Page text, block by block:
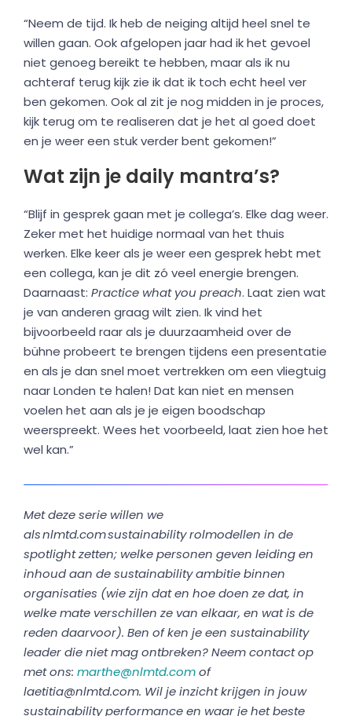
“Neem de tijd. Ik heb de neiging altijd heel snel te
willen gaan. Ook afgelopen jaar had ik het gevoel
niet genoeg bereikt te hebben, maar als ik nu
achteraf terug kijk zie ik dat ik toch echt heel ver
ben gekomen. Ook al zit je nog midden in je proces,
kijk terug om te realiseren dat je het al goed doet
en je weer een stuk verder bent gekomen!”
Wat zijn je daily mantra’s?
“Blijf in gesprek gaan met je collega’s. Elke dag weer.
Zeker met het huidige normaal van het thuis
werken. Elke keer als je weer een gesprek hebt met
een collega, kan je dit zó veel energie brengen.
Daarnaast: Practice what you preach. Laat zien wat
je van anderen graag wilt zien. Ik vind het
bijvoorbeeld raar als je duurzaamheid over de
bühne probeert te brengen tijdens een presentatie
en als je dan snel moet vertrekken om een vliegtuig
naar Londen te halen! Dat kan niet en mensen
voelen het aan als je je eigen boodschap
weerspreekt. Wees het voorbeeld, laat zien hoe het
wel kan.”
Met deze serie willen we
als nlmtd.com sustainability rolmodellen in de
spotlight zetten; welke personen geven leiding en
inhoud aan de sustainability ambitie binnen
organisaties (wie zijn dat en hoe doen ze dat, in
welke mate verschillen ze van elkaar, en wat is de
reden daarvoor). Ben of ken je een sustainability
leader die niet mag ontbreken? Neem contact op
met ons: marthe@nlmtd.comof
laetitia@nlmtd.com. Wil je inzicht krijgen in jouw
sustainability performance en waar je het beste